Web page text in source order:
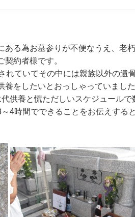
る為お墓参りが不便なうえ、老
約者様です。
れていてその中には親族以外の遺
をしたいとおっしゃっていました
供養と慌ただしいスケジュールで
4時間でできることをお伝えする